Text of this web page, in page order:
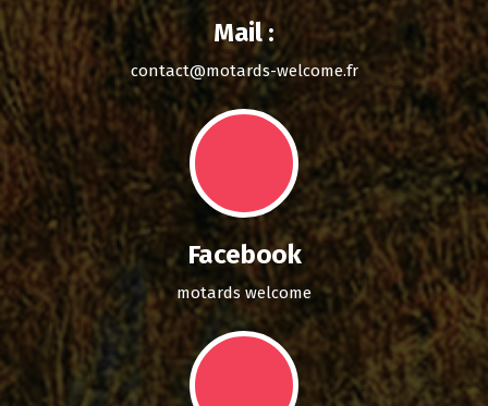
Mail :
contact@motards-welcome.fr
Facebook
motards welcome